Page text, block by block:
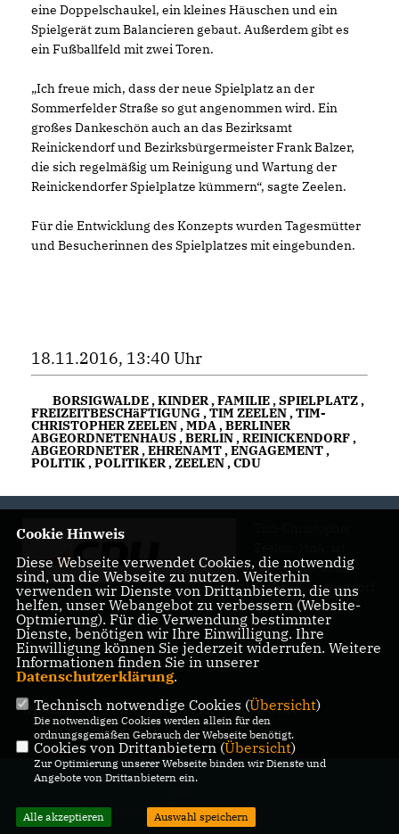
eine Doppelschaukel, ein kleines Häuschen und ein
Spielgerät zum Balancieren gebaut. Außerdem gibt es
ein Fußballfeld mit zwei Toren.
Ich freue mich, dass der neue Spielplatz an der
Sommerfelder Straße so gut angenommen wird. Ein
großes Dankeschön auch an das Bezirksamt
Reinickendorf und Bezirksbürgermeister Frank Balzer,
die sich regelmäßig um Reinigung und Wartung der
Reinickendorfer Spielplatze kümmern“, sagte Zeelen.
Für die Entwicklung des Konzepts wurden Tagesmütter
und Besucherinnen des Spielplatzes mit eingebunden.
18.11.2016, 13:40 Uhr
BORSIGWALDE,KINDER,FAMILIE,SPIELPLATZ,
FREIZEITBESCHäFTIGUNG,TIM ZEELEN,TIM-
CHRISTOPHER ZEELEN,MDA,BERLINER
ABGEORDNETENHAUS ,BERLIN,REINICKENDORF,
ABGEORDNETER,EHRENAMT,ENGAGEMENT,
POLITIK,POLITIKER,ZEELEN,CDU
Abgeordneter für
Berlin-Reinickendorf
und vertritt in der
Politik für die CDU deine und Ihre Interessen
IMPRESSUM DATENSCHUTZ KONTAKT
@2026 Tim-Christopher Zeelen,
Alle Rechte vorbehalten.
Cookie Hinweis
Diese Webseite verwendet Cookies, die notwendig
sind, um die Webseite zu nutzen. Weiterhin
verwenden wir Dienste von Drittanbietern, die uns
helfen, unser Webangebot zu verbessern (Website-
Optmierung). Für die Verwendung bestimmter
Dienste, benötigen wir Ihre Einwilligung. Ihre
Einwilligung können Sie jederzeit widerrufen. Weitere
Informationen finden Sie in unserer
Datenschutzerklärung.
Technisch notwendige Cookies (Übersicht)
Die notwendigen Cookies werden allein für den
ordnungsgemäßen Gebrauch der Webseite benötigt.
Cookies von Drittanbietern (Übersicht)
Zur Optimierung unserer Webseite binden wir Dienste und
Angebote von Drittanbietern ein.
Alle akzeptieren Auswahl speichern